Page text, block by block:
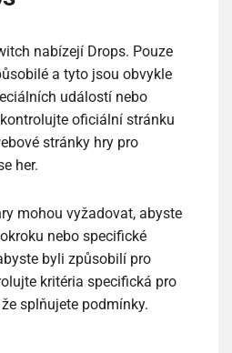
nabízejí Drops. Pouze
a tyto jsou obvykle
událostí nebo
oficiální stránku
stránky hry pro
her.
mohou vyžadovat, abyste
nebo specifické
byli způsobilí pro
kritéria specifická pro
splňujete podmínky.